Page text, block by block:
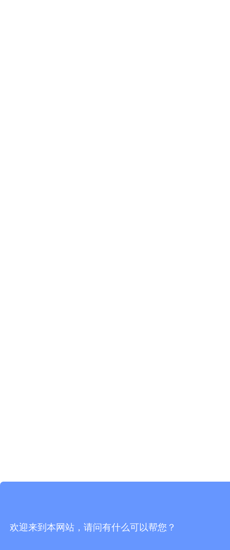
欢迎来到本网站，请问有什么可以帮您？